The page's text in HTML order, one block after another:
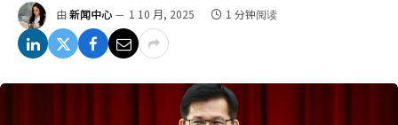
由 新闻中心 1 10 月, 2025 1 分钟阅读